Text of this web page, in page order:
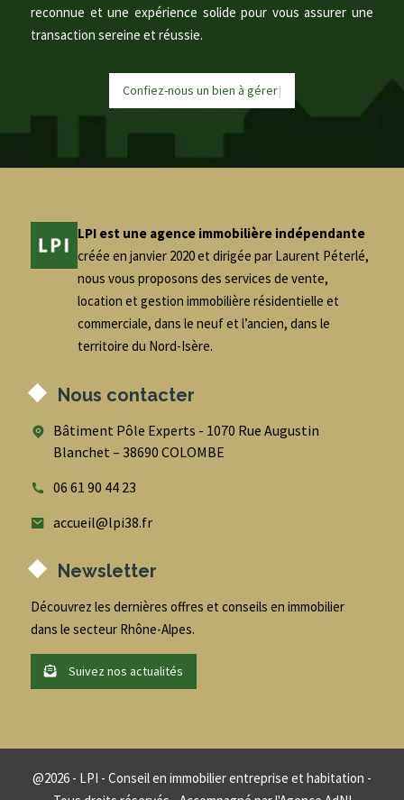
reconnue et une expérience solide pour vous assurer une
transaction sereine et réussie.
Confiez-nous un bien à gérer|
LPI est une agence immobilière indépendante
créée en janvier 2020 et dirigée par Laurent Péterlé,
nous vous proposons des services de vente,
location et gestion immobilière résidentielle et
commerciale, dans le neuf et l’ancien, dans le
territoire du Nord-Isère.
Nous contacter
Bâtiment Pôle Experts - 1070 Rue Augustin
Blanchet – 38690 COLOMBE
06 61 90 44 23
accueil@lpi38.fr
Newsletter
Découvrez les dernières offres et conseils en immobilier
dans le secteur Rhône-Alpes.
Suivez nos actualités
@2026 - LPI - Conseil en immobilier entreprise et habitation -